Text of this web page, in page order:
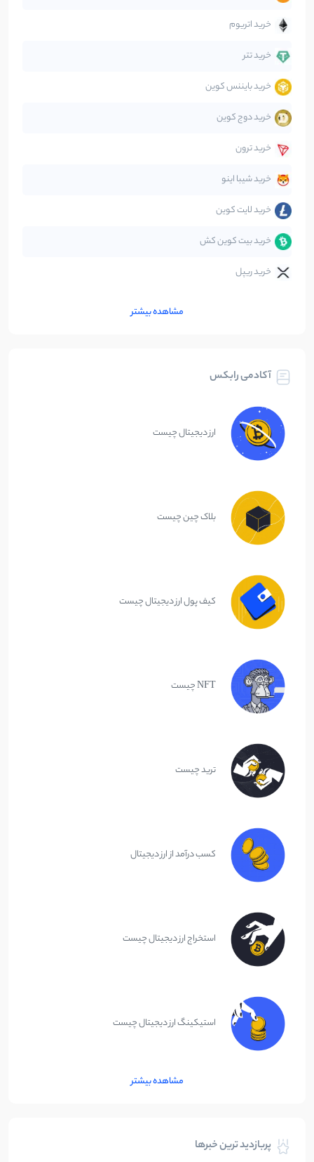
جهان
دیفای
صرافی‌ها
قانون‌گذاری
متاورس
خرید اتریوم
خرید تتر
خرید بایننس کوین
خرید دوج کوین
خرید ترون
خرید شیبا اینو
خرید لایت کوین
خرید بیت کوین کش
خرید ریپل
مشاهده بیشتر
آکادمی رابکس
ارز دیجیتال چیست
بلاک چین چیست
کیف پول ارز دیجیتال چیست
NFT چیست
ترید چیست
کسب درآمد از ارز دیجیتال
استخراج ارز دیجیتال چیست
استیکینگ ارز دیجیتال چیست
مشاهده بیشتر
پربازدید ترین خبرها